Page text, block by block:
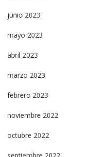
junio 2023
mayo 2023
abril 2023
marzo 2023
febrero 2023
noviembre 2022
octubre 2022